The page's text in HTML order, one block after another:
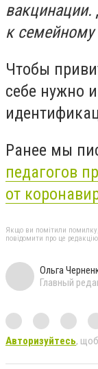
вакцинации.
к семейному
Чтобы
себе нужно
Ранее мы
педагогов
от
Якщо ви помітили помилку,
повідомити про це редакцію
Ольга
Главный
Авторизуйтесь,